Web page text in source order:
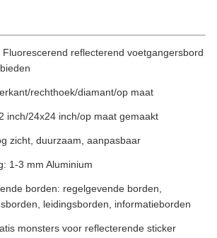
Fluorescerend reflecterend voetgangersbord
rechthoek/diamant/op maat
inch/24x24 inch/op maat gemaakt
zicht, duurzaam, aanpasbaar
1-3 mm Aluminium
borden: regelgevende borden,
leidingsborden, informatieborden
monsters voor reflecterende sticker